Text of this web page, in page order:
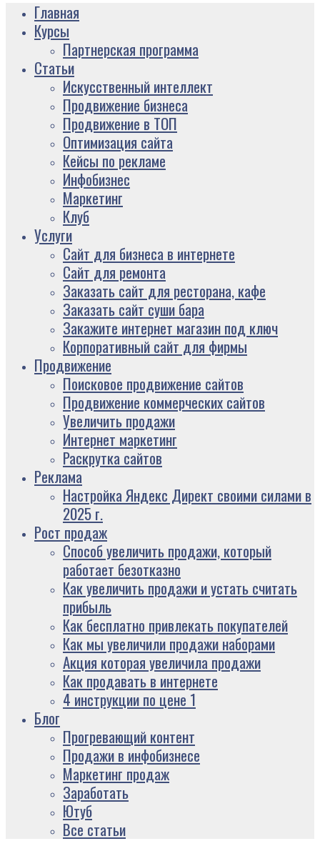
Главная
Курсы
Партнерская программа
Статьи
Искусственный интеллект
Продвижение бизнеса
Продвижение в ТОП
Оптимизация сайта
Кейсы по рекламе
Инфобизнес
Маркетинг
Клуб
Услуги
Сайт для бизнеса в интернете
Сайт для ремонта
Заказать сайт для ресторана, кафе
Заказать сайт суши бара
Закажите интернет магазин под ключ
Корпоративный сайт для фирмы
Продвижение
Поисковое продвижение сайтов
Продвижение коммерческих сайтов
Увеличить продажи
Интернет маркетинг
Раскрутка сайтов
Реклама
Настройка Яндекс Директ своими силами в
2025 г.
Рост продаж
Способ увеличить продажи, который
работает безотказно
Как увеличить продажи и устать считать
прибыль
Как бесплатно привлекать покупателей
Как мы увеличили продажи наборами
Акция которая увеличила продажи
Как продавать в интернете
4 инструкции по цене 1
Блог
Прогревающий контент
Продажи в инфобизнесе
Маркетинг продаж
Заработать
Ютуб
Все статьи